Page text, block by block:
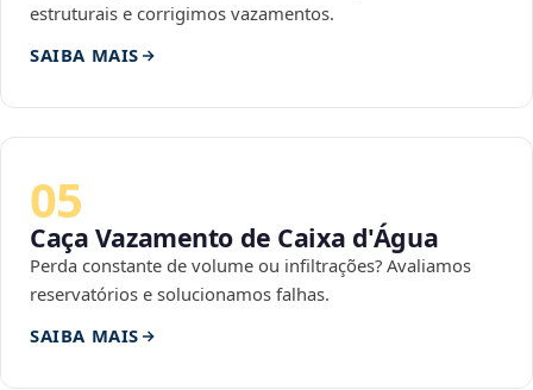
estruturais e corrigimos vazamentos.
SAIBA MAIS
05
Caça Vazamento de Caixa d'Água
Perda constante de volume ou infiltrações? Avaliamos
reservatórios e solucionamos falhas.
SAIBA MAIS